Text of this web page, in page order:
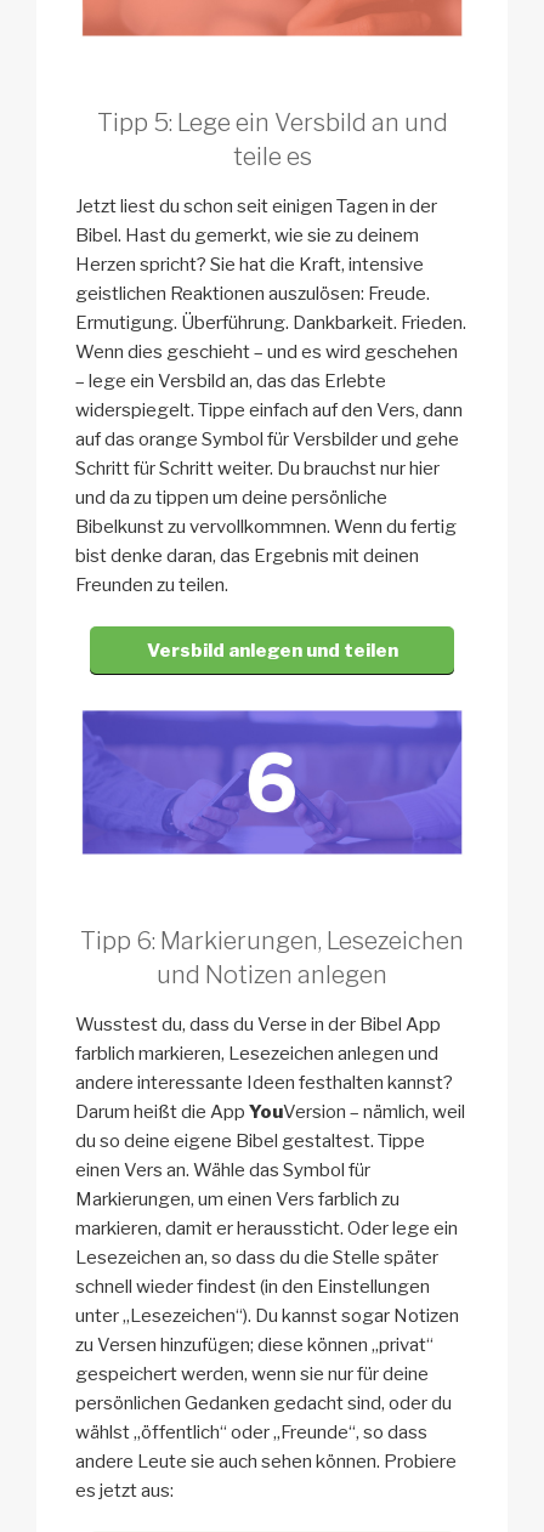
Tipp 5: Lege ein Versbild an und
teile es
Jetzt liest du schon seit einigen Tagen in der
Bibel. Hast du gemerkt, wie sie zu deinem
Herzen spricht? Sie hat die Kraft, intensive
geistlichen Reaktionen auszulösen: Freude.
Ermutigung. Überführung. Dankbarkeit. Frieden.
Wenn dies geschieht – und es wird geschehen
– lege ein Versbild an, das das Erlebte
widerspiegelt. Tippe einfach auf den Vers, dann
auf das orange Symbol für Versbilder und gehe
Schritt für Schritt weiter. Du brauchst nur hier
und da zu tippen um deine persönliche
Bibelkunst zu vervollkommnen. Wenn du fertig
bist denke daran, das Ergebnis mit deinen
Freunden zu teilen.
Versbild anlegen und teilen
Tipp 6: Markierungen, Lesezeichen
und Notizen anlegen
Wusstest du, dass du Verse in der Bibel App
farblich markieren, Lesezeichen anlegen und
andere interessante Ideen festhalten kannst?
Darum heißt die App YouVersion – nämlich, weil
du so deine eigene Bibel gestaltest. Tippe
einen Vers an. Wähle das Symbol für
Markierungen, um einen Vers farblich zu
markieren, damit er heraussticht. Oder lege ein
Lesezeichen an, so dass du die Stelle später
schnell wieder findest (in den Einstellungen
unter „Lesezeichen“). Du kannst sogar Notizen
zu Versen hinzufügen; diese können „privat“
gespeichert werden, wenn sie nur für deine
persönlichen Gedanken gedacht sind, oder du
wählst „öffentlich“ oder „Freunde“, so dass
andere Leute sie auch sehen können. Probiere
es jetzt aus: